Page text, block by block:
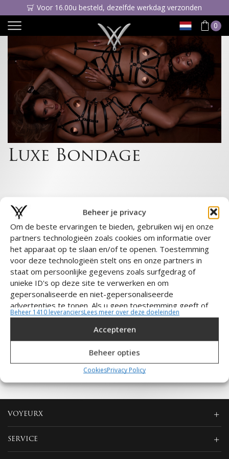
Beheer je privacy
Om de beste ervaringen te bieden, gebruiken wij en onze
partners technologieën zoals cookies om informatie over
het apparaat op te slaan en/of te openen. Toestemming
voor deze technologieën stelt ons en onze partners in
staat om persoonlijke gegevens zoals surfgedrag of
unieke ID's op deze site te verwerken en om
gepersonaliseerde en niet-gepersonaliseerde
advertenties te tonen. Als u geen toestemming geeft of
deze intrekt, kan dit invloed hebben op bepaalde functies.
Klik hieronder om in te stemmen met het bovenstaande of
om specifieke keuzes te maken. Je keuzes zullen alleen
worden toegepast op deze site. Je kunt je instellingen te
allen tijde wijzigen, inclusief het intrekken van je
toestemming, door gebruik te maken van de knoppen op
Statistieken
van advertenties meten, Contentprestaties meten,
Beheer 1410 leveranciersLees meer over deze doeleinden
Accepteren
Beheer opties
CookiesPrivacy Policy
Voor 16.00u besteld, dezelfde werkdag verzonden
0
Luxe Bondage
ER ZIJN GEEN PRODUCTEN
GEVONDEN
Controleer je spelling of zoek opnieuw met minder specifieke
termen.
VOYEURX
SERVICE